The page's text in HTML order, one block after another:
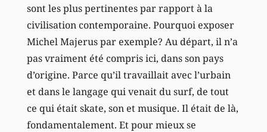
sont les plus pertinentes par rapport à la
civilisation contemporaine. Pourquoi exposer
Michel Majerus par exemple? Au départ, il n’a
pas vraiment été compris ici, dans son pays
d’origine. Parce qu’il travaillait avec l’urbain
et dans le langage qui venait du surf, de tout
ce qui était skate, son et musique. Il était de là,
fondamentalement. Et pour mieux se